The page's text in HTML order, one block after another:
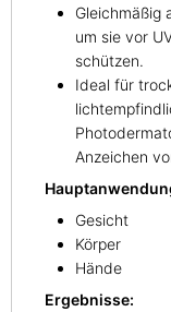
Gleichmäßig
um sie vor
schützen.
Ideal für
Anzeichen
Gesicht
Körper
Hände
Ergebnisse: